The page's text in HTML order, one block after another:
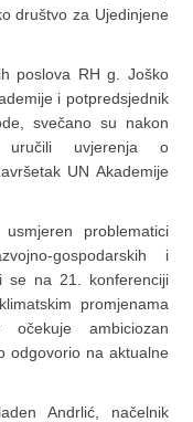
društvo za Ujedinjene
poslova RH g. Joško
i potpredsjednik
svečano su nakon
uručili uvjerenja o
UN Akademije
problematici
gospodarskih i
se na 21. konferenciji
promjenama
ambiciozan
odgovorio na aktualne
Andrlić, načelnik